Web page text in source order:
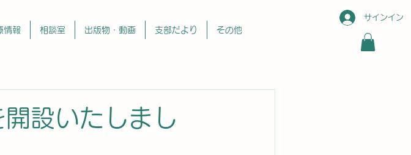
情報 相談室 出版物・動画 支部だより その他
サインイン
開設いたしまし